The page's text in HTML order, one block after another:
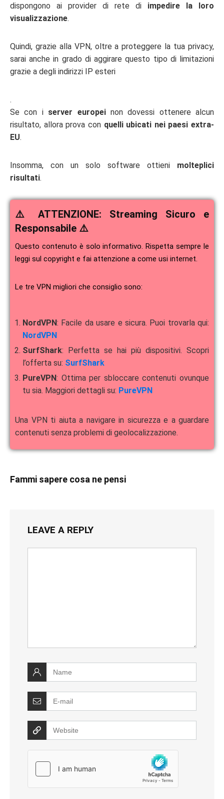
dispongono ai provider di rete di impedire la loro
visualizzazione.
Quindi, grazie alla VPN, oltre a proteggere la tua privacy,
sarai anche in grado di aggirare questo tipo di limitazioni
grazie a degli indirizzi IP esteri
.
Se con i server europeinon dovessi ottenere alcun
risultato, allora prova con quelli ubicati nei paesi extra-
EU.
Insomma, con un solo software ottieni molteplici
risultati.
⚠️ ATTENZIONE: Streaming Sicuro e
Responsabile ⚠️
Questo contenuto è solo informativo. Rispetta sempre le
leggi sul copyright e fai attenzione a come usi internet.
Le tre VPN migliori che consiglio sono:
NordVPN: Facile da usare e sicura. Puoi trovarla qui:
NordVPN
SurfShark: Perfetta se hai più dispositivi. Scopri
l’offerta su: SurfShark
PureVPN: Ottima per sbloccare contenuti ovunque
tu sia. Maggiori dettagli su: PureVPN
Una VPN ti aiuta a navigare in sicurezza e a guardare
contenuti senza problemi di geolocalizzazione.
Fammi sapere cosa ne pensi
LEAVE A REPLY